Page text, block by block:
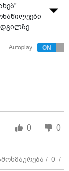
Autoplay
0 0
/ 0 /